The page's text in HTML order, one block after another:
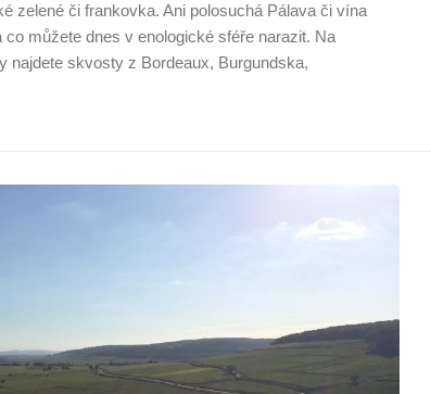
zelené či frankovka. Ani polosuchá Pálava či vína
můžete dnes v enologické sféře narazit. Na
najdete skvosty z Bordeaux, Burgundska,